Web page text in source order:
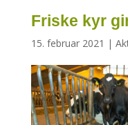
Friske kyr
15. februar 2021 |